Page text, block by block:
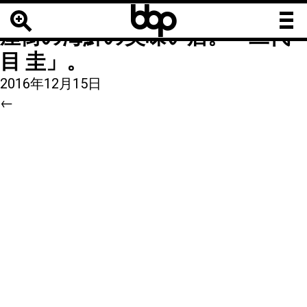
bbb
4| ←
上野湯島、仲町通りの飲み
屋街の海鮮の美味い店。「二代
目 圭」。
2016年12月15日
←